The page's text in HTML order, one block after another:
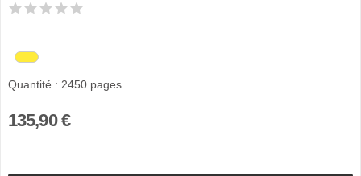
Quantité : 2450 pages
135,90 €